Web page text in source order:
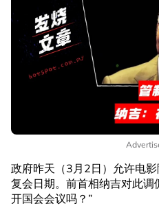
政府昨天（3月2日）允许电
复会日期。前首相纳吉对此调
开国会会议吗？”